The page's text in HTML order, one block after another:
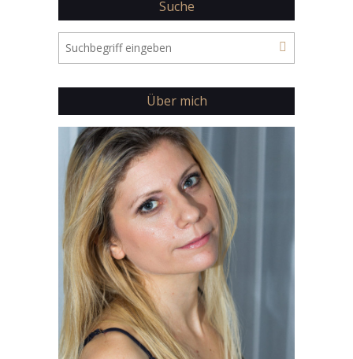
Suche
Über mich